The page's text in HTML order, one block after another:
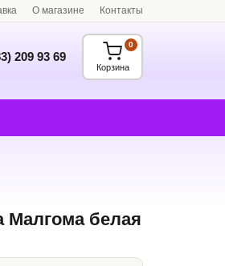
О магазине Контакты
209 93 69
Корзина
0
Малгома белая